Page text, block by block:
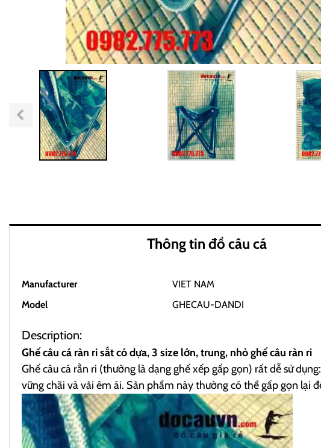
Thông tin đồ câu cá
Manufacturer
VIET NAM
Model
GHECAU-DANDI
Description:
Ghế câu cá ràn ri sắt có dựa, 3 size lớn, trung, nhỏ ghế câu ràn ri
Ghế câu cá rằn ri (thường là dạng ghế xếp gấp gọn) rất dễ sử
vững chãi và vải êm ái. Sản phẩm này thường có thể gấp gọn lại